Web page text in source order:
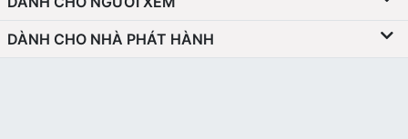
DÀNH CHO NHÀ PHÁT HÀNH